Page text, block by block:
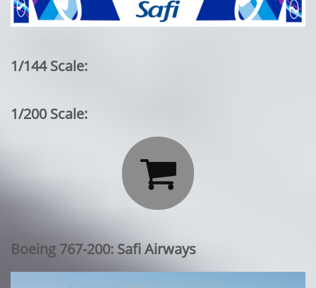
1/144 Scale:
1/200 Scale:

Boeing 767-200: Safi Airways